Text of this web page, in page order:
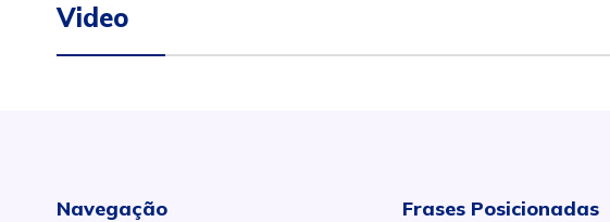
Video
Navegação Frases Posicionadas